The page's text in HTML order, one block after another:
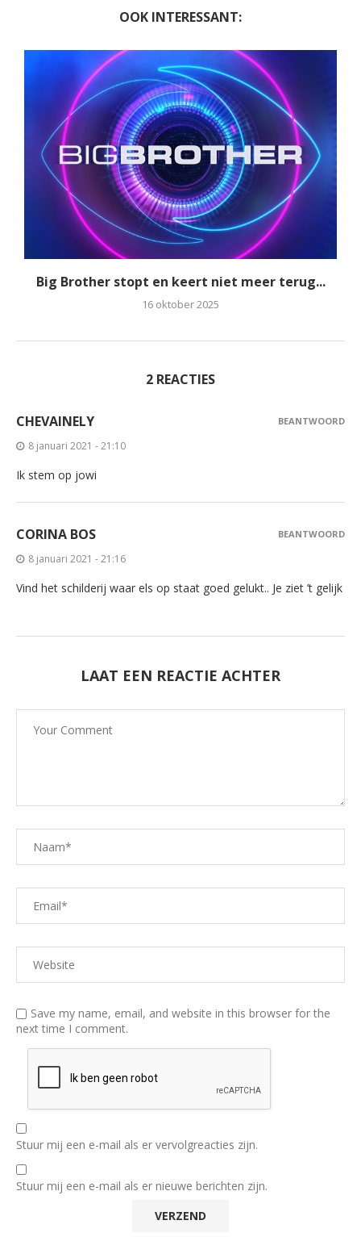
OOK INTERESSANT:
Big Brother stopt en keert niet meer terug...
16 oktober 2025
2 REACTIES
CHEVAINELY
8 januari 2021 - 21:10
Ik stem op jowi
BEANTWOORD
CORINA BOS
8 januari 2021 - 21:16
Vind het schilderij waar els op staat goed gelukt.. Je ziet ’t gelijk
BEANTWOORD
LAAT EEN REACTIE ACHTER
Save my name, email, and website in this browser for the
next time I comment.
Stuur mij een e-mail als er vervolgreacties zijn.
Stuur mij een e-mail als er nieuwe berichten zijn.